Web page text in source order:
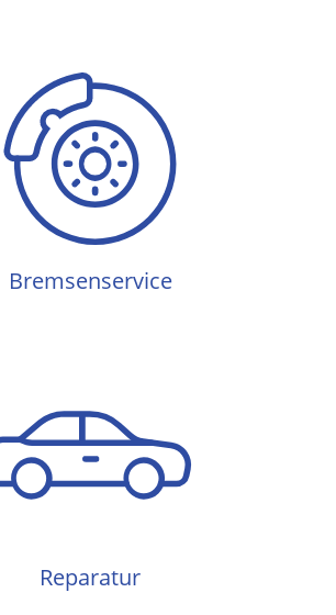
Bremsenservice
Bremsenservice
Reparatur
Reparatur